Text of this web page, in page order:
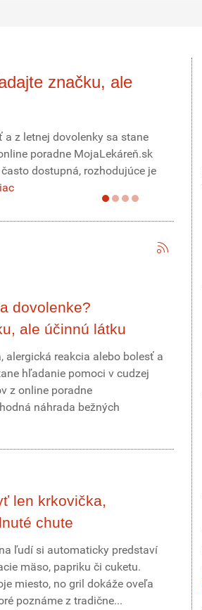
značku, ale
z letnej dovolenky sa stane
poradne MojaLekáreň.sk
dostupná, rozhodujúce je
dovolenke?
ale účinnú látku
alergická reakcia alebo bolesť a
hľadanie pomoci v cudzej
z online poradne
náhrada bežných
len krkovička,
chute
ľudí si automaticky predstaví
mäso, papriku či cuketu.
miesto, no gril dokáže oveľa
poznáme z tradične...